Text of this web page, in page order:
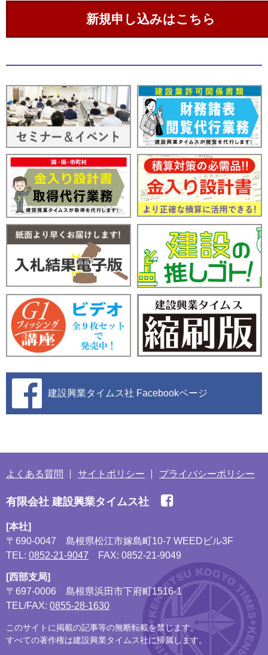
新規申し込みはこちら
建設興業タイムス社 Facebookページ
よくある質問 サイトポリシー プライバシーポリシー
有限会社 建設興業タイムス社
[本社]
〒690-0047
島根県松江市嫁島町10-7 WEEDビル3F
TEL: 0852-21-9047 FAX: 0852-21-9049
[西部支局]
〒697-0006
島根県浜田市下府町1516-1
TEL/FAX: 0855-28-1630
このサイトに掲載の記事等の無断転載を禁じます。
すべての著作権は建設興業タイムス社に帰属します。